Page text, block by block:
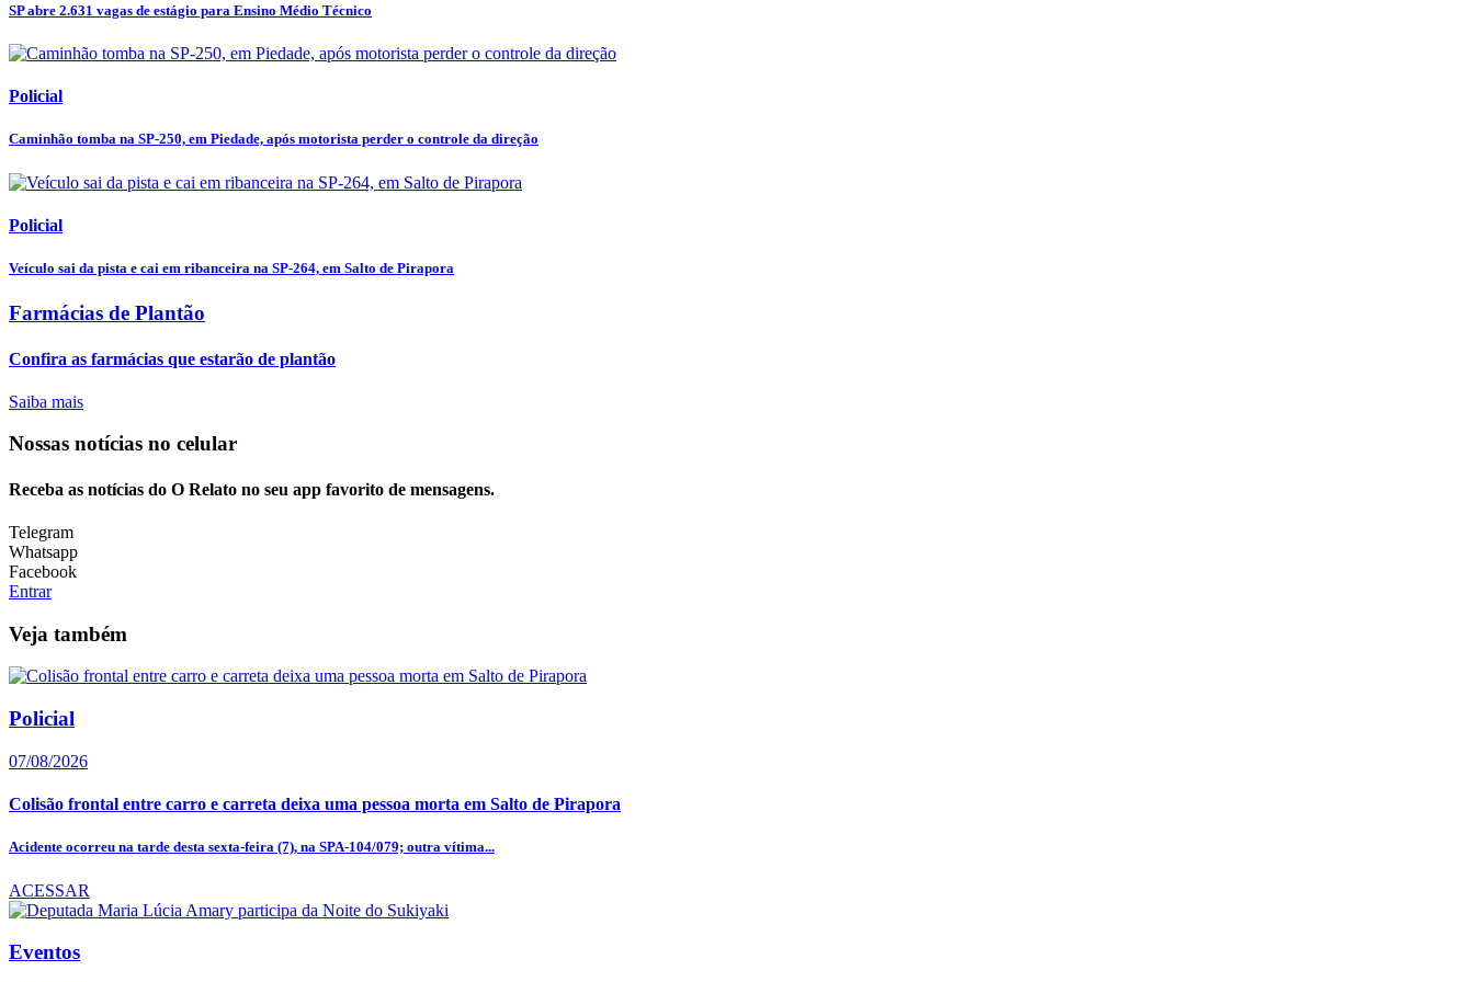
SP abre 2.631 vagas de estágio para Ensino Médio Técnico
Policial
Caminhão tomba na SP-250, em Piedade, após motorista perder o controle da direção
Policial
Veículo sai da pista e cai em ribanceira na SP-264, em Salto de Pirapora
Farmácias de Plantão
Confira as farmácias que estarão de plantão
Saiba mais
Nossas notícias no celular
Receba as notícias do O Relato no seu app favorito de mensagens.
Telegram
Whatsapp
Facebook
Entrar
Veja também
Policial
07/08/2026
Colisão frontal entre carro e carreta deixa uma pessoa morta em Salto de Pirapora
Acidente ocorreu na tarde desta sexta-feira (7), na SPA-104/079; outra vítima...
ACESSAR
Eventos